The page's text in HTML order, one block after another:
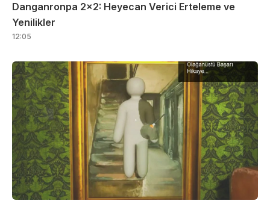
Danganronpa 2×2: Heyecan Verici Erteleme ve
Yenilikler
12:05